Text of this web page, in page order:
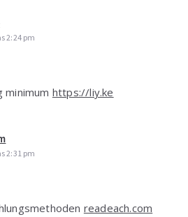
2:24 pm
minimum https://liy.ke
2:31 pm
readeach.com